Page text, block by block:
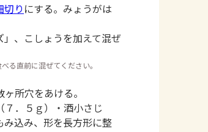
切り にする。みょうがは
、こしょうを加えて混ぜ
る直前に混ぜてください。
所穴をあける。
７．５ｇ）・酒小さじ
込み、形を長方形に整